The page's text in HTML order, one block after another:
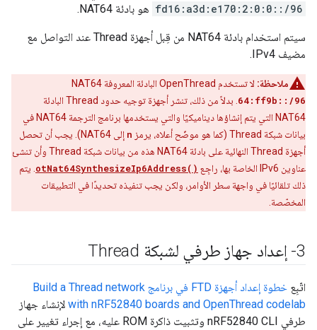
fd16:a3d:e170:2:0:0::/96 هو بادئة NAT64.
سيتم استخدام بادئة NAT64 من قِبل أجهزة Thread عند التواصل مع
مضيف IPv4.
ملاحظة: لا تستخدم OpenThread البادئة المعروفة NAT64
64:ff9b::/96
. بدلاً من ذلك، تنشر أجهزة توجيه حدود Thread البادئة
NAT64 التي يتم إنشاؤها ديناميكيًا والتي يستخدمها برنامج الترجمة NAT64 في
بيانات شبكة Thread (كما هو موضّح أعلاه، يرمز
n
إلى NAT64). يجب أن تحصل
أجهزة Thread النهائية على بادئة NAT64 هذه من بيانات شبكة Thread وأن تنشئ
عناوين IPv6 الخاصة بها، راجِع
otNat64SynthesizeIp6Address(). يتم
ذلك تلقائيًا في واجهة سطر الأوامر، ولكن يجب تنفيذه تحديدًا في التطبيقات
المخصّصة.
3- إعداد جهاز طرفي لشبكة Thread
اتّبِع
خطوة إعداد أجهزة FTD في برنامج Build a Thread network
with nRF52840 boards and OpenThread codelab لإنشاء جهاز
طرفي nRF52840 CLI وتثبيت ذاكرة ROM عليه، مع إجراء تغيير على